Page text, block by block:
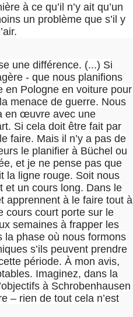
à ce qu’il n’y ait qu’un
un problème que s’il y
une différence. (...) Si
- que nous planifions
en Pologne en voiture pour
menace de guerre. Nous
en œuvre avec une
Si cela doit être fait par
faire. Mais il n’y a pas de
le planifier à Büchel ou
et je ne pense pas que
la ligne rouge. Soit nous
et un cours long. Dans le
apprennent à le faire tout à
cours court porte sur le
semaines à frapper les
la phase où nous formons
s’ils peuvent prendre
période. À mon avis,
Imaginez, dans la
à Schrobenhausen
– rien de tout cela n’est